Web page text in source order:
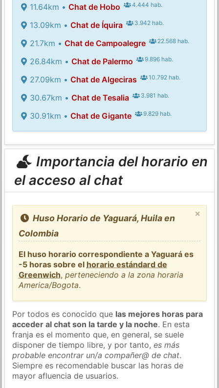
11.64km • Chat de Hobo 4.444 hab.
13.09km • Chat de Íquira 3.942 hab.
21.7km • Chat de Campoalegre 22.568 hab.
26.84km • Chat de Palermo 9.896 hab.
27.09km • Chat de Algeciras 10.792 hab.
30.67km • Chat de Tesalia 3.981 hab.
30.91km • Chat de Gigante 9.829 hab.
Importancia del horario en
el acceso al chat
×
Huso Horario de Yaguará, Huila en
Colombia
El huso horario correspondiente a Yaguará es
-5 horas sobre el horario estándard de
Greenwich,perteneciendo a la zona horaria
America/Bogota.
Por todos es conocido que las mejores horas para
acceder al chat son la tarde y la noche. En esta
franja es el momento que, en general, se suele
disponer de tiempo libre, y por tanto,es más
probable encontrar un/a compañer@ de chat.
Siempre es recomendable buscar las horas de
mayor afluencia de usuarios.